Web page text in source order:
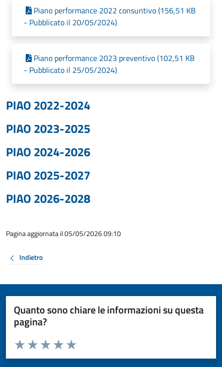
Piano performance 2022 consuntivo (156,51 KB
- Pubblicato il 20/05/2024)
Piano performance 2023 preventivo (102,51 KB
- Pubblicato il 25/05/2024)
PIAO 2022-2024
PIAO 2023-2025
PIAO 2024-2026
PIAO 2025-2027
PIAO 2026-2028
Pagina aggiornata il 05/05/2026 09:10
Indietro
Quanto sono chiare le informazioni su questa
pagina?
Valuta da 1 a 5 stelle la pagina
Valuta 5 stelle su 5
Valuta 4 stelle su 5
Valuta 3 stelle su 5
Valuta 2 stelle su 5
Valuta 1 stelle su 5